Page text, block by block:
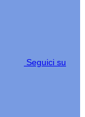
Seguici su